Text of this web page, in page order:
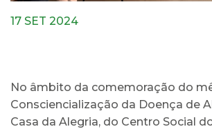
17 SET 2024
No âmbito da comemoração do
Consciencialização da Doença de
Casa da Alegria, do Centro Social